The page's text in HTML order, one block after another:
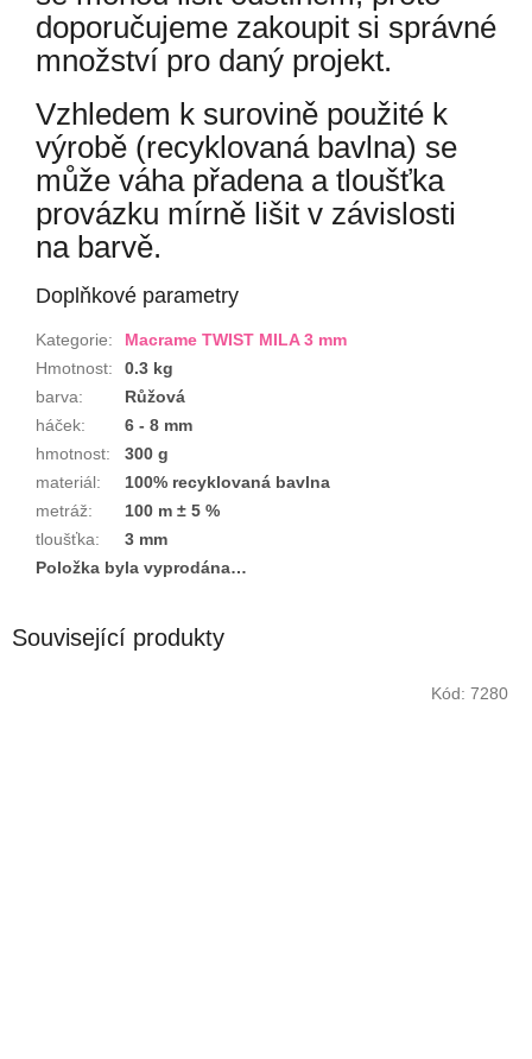
doporučujeme zakoupit si správné
množství pro daný projekt.
Vzhledem k surovině použité k
výrobě (recyklovaná bavlna) se
může váha přadena a tloušťka
provázku mírně lišit v závislosti
na barvě.
Doplňkové parametry
Kategorie:
Macrame TWIST MILA 3 mm
Hmotnost:
0.3 kg
barva:
Růžová
háček:
6 - 8 mm
hmotnost:
300 g
materiál:
100% recyklovaná bavlna
metráž:
100 m ± 5 %
tloušťka:
3 mm
Položka byla vyprodána…
Související produkty
Kód: 7280